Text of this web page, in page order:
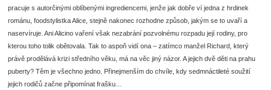
pracuje s autorčinými oblíbenými ingrediencemi, jenže jak dobře ví jedna z hrdinek
románu, foodstylistka Alice, stejně nakonec rozhodne způsob, jakým se to uvaří a
naservíruje. Ani Alicino vaření však nezabrání pozvolnému rozpadu její rodiny, pro
kterou toho tolik obětovala. Tak to aspoň vidí ona – zatímco manžel Richard, který
právě prodělává krizi středního věku, má na věc jiný názor. A jejich dvě děti na prahu
puberty? Těm je všechno jedno. Přinejmenším do chvíle, kdy sedmnáctileté soužití
jejich rodičů začne připomínat frašku…